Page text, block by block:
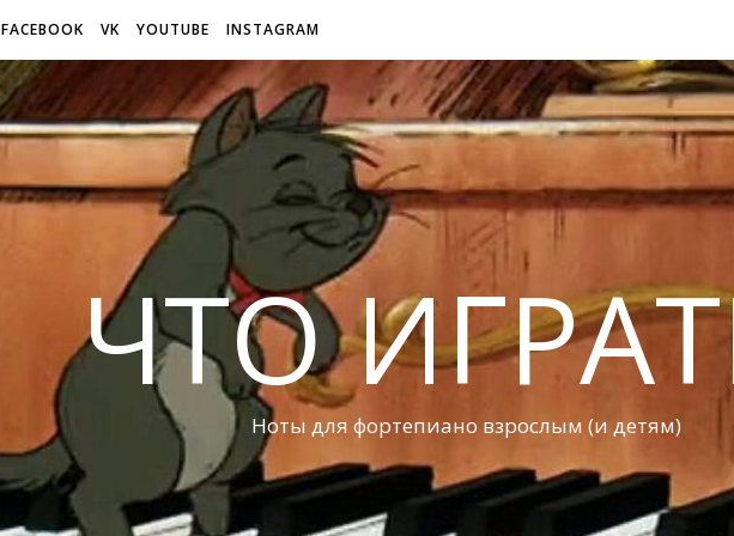
FACEBOOK VK YOUTUBE INSTAGRAM
ЧТО
Ноты для фортепиано взрослым (и детям)